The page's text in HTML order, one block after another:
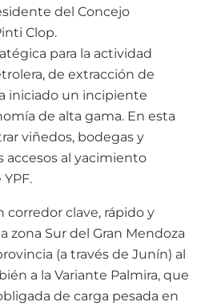
del Concejo
Clop.
para la actividad
de extracción de
iniciado un incipiente
de alta gama. En esta
viñedos, bodegas y
accesos al yacimiento
corredor clave, rápido y
zona Sur del Gran Mendoza
(a través de Junín) al
a la Variante Palmira, que
de carga pesada en